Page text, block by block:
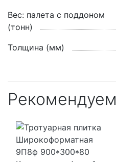
Вес: палета с поддоном
(тонн)
Толщина (мм)
Рекомендуем